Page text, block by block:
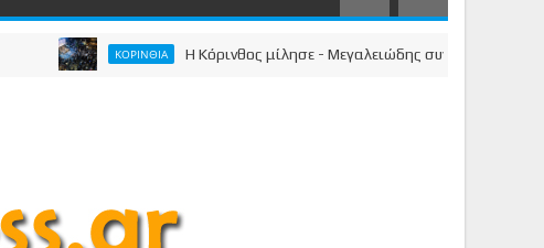
ΚΟΡΙΝΘΙΑ Η Κόρινθος μίλησε - Μεγαλειώδης συγκέντρωση του